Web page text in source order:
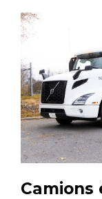
Camions